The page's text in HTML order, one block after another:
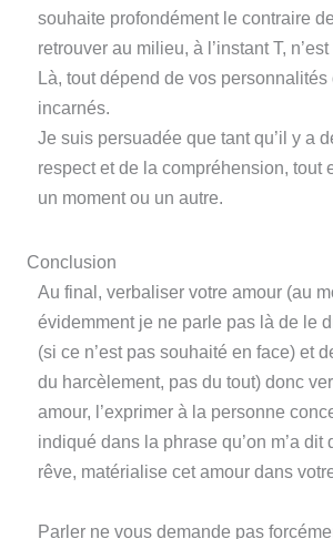
souhaite profondément le contraire
retrouver au milieu, à l’instant T,
Là, tout dépend de vos personnalités
incarnés.
Je suis persuadée que tant qu’il y a
respect et de la compréhension, tout
un moment ou un autre.
Conclusion
Au final, verbaliser votre amour (au
évidemment je ne parle pas là de le
(si ce n’est pas souhaité en face) et
du harcèlement, pas du tout) donc
amour, l’exprimer à la personne
indiqué dans la phrase qu’on m’a dit
rêve, matérialise cet amour dans
Parler ne vous demande pas